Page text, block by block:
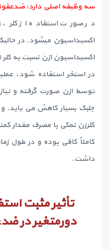
سه وظیفه اصلی دارد:
در صورت استفاده از
اکسیداسیون میشود. در
در استخر استفاده شود،
توسط ازن صورت گرفته و
جلبک بسیار کاهش می یابد.
کلرزن نمکی با مصرف مقدار
کاملاً کافی بوده و در طول
داشت.
تأثیر مثبت
دورمتغیر در